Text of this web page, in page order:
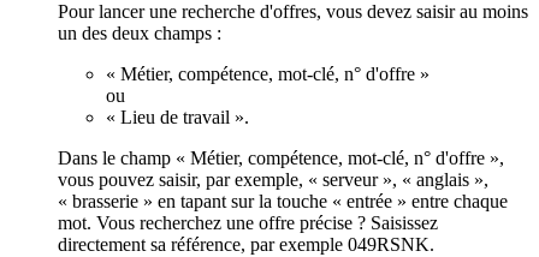
Pour lancer une recherche d'offres, vous devez saisir au moins
un des deux champs :
« Métier, compétence, mot-clé, n° d'offre »
ou
« Lieu de travail ».
Dans le champ « Métier, compétence, mot-clé, n° d'offre »,
vous pouvez saisir, par exemple, « serveur », « anglais »,
« brasserie » en tapant sur la touche « entrée » entre chaque
mot. Vous recherchez une offre précise ? Saisissez
directement sa référence, par exemple 049RSNK.